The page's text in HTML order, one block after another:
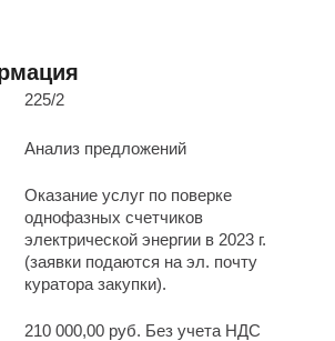
Крупные проекты
активов
225/2
Анализ предложений
Оказание услуг по поверке
однофазных счетчиков
электрической энергии в 2023 г.
(заявки подаются на эл. почту
куратора закупки).
210 000,00 руб. Без учета НДС